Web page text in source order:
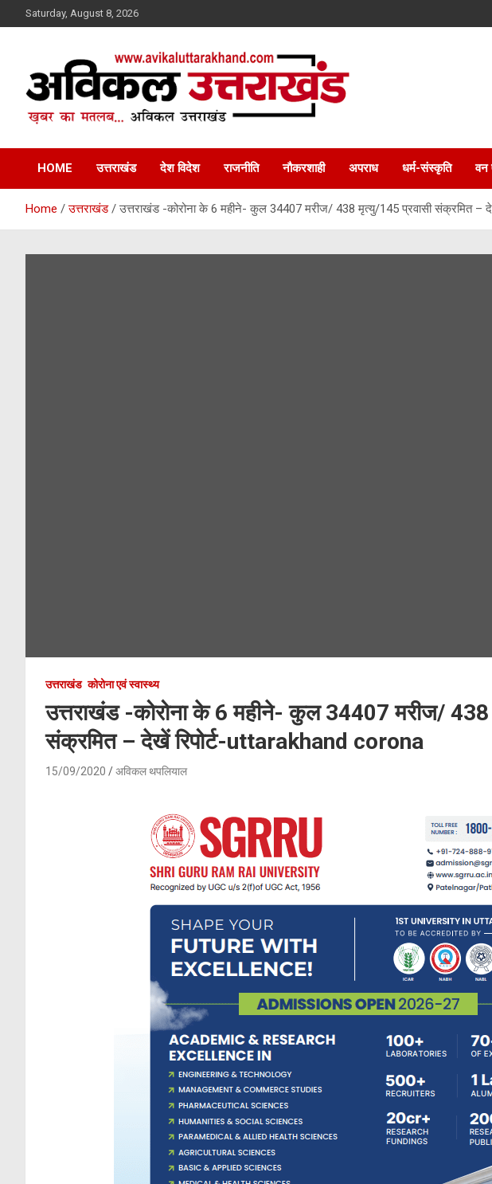
to
Saturday, August 8, 2026
Avikal Uttarakhand
HOME उत्तराखंड देश विदेश राजनीति नौकरशाही अपराध धर्म-संस्कृति वन
Home उत्तराखंड उत्तराखंड -कोरोना के 6 महीने- कुल 34407 मरीज/ 438 मृत्यु/145 प्रवासी संक्रमित –
उत्तराखंड कोरोना एवं स्वास्थ्य
उत्तराखंड -कोरोना के 6 महीने- कुल 34407 मरीज/ 438
संक्रमित – देखें रिपोर्ट-uttarakhand corona
15/09/2020 अविकल थपलियाल